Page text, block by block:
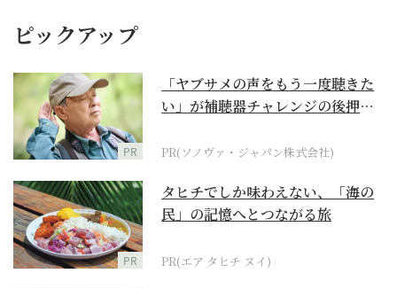
ピックアップ
PR
「ヤブサメの声をもう一度聴きた
い」が補聴器チャレンジの後押し
PR(ソノヴァ・ジャパン株式会社)
PR
タヒチでしか味わえない、「海の
民」の記憶へとつながる旅
PR(エア タヒチ ヌイ)